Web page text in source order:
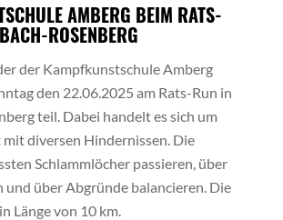
AMBERG BEIM RATS-
ROSENBERG
der Kampfkunstschule Amberg
den 22.06.2025 am Rats-Run in
teil. Dabei handelt es sich um
diversen Hindernissen. Die
Schlammlöcher passieren, über
über Abgründe balancieren. Die
Länge von 10 km.